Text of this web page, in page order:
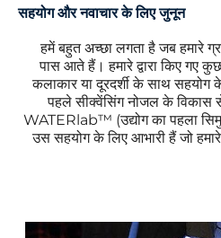
सहयोग और नवाचार के लिए जुनून
हमें बहुत अच्छा लगता है जब हमारे
पास आते हैं। हमारे द्वारा किए गए
कलाकार या दूरदर्शी के साथ सहयोग
पहले सीक्वेंसिंग नोजल के
WATERlab™ (उद्योग का पहला
उस सहयोग के लिए आभारी हैं जो